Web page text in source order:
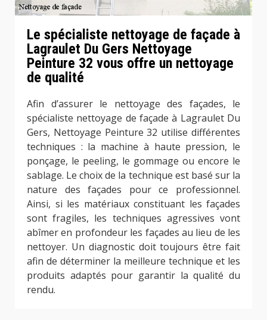
Le spécialiste nettoyage de façade à
Lagraulet Du Gers Nettoyage
Peinture 32 vous offre un nettoyage
de qualité
Afin d’assurer le nettoyage des façades, le
spécialiste nettoyage de façade à Lagraulet Du
Gers, Nettoyage Peinture 32 utilise différentes
techniques : la machine à haute pression, le
ponçage, le peeling, le gommage ou encore le
sablage. Le choix de la technique est basé sur la
nature des façades pour ce professionnel.
Ainsi, si les matériaux constituant les façades
sont fragiles, les techniques agressives vont
abîmer en profondeur les façades au lieu de les
nettoyer. Un diagnostic doit toujours être fait
afin de déterminer la meilleure technique et les
produits adaptés pour garantir la qualité du
rendu.